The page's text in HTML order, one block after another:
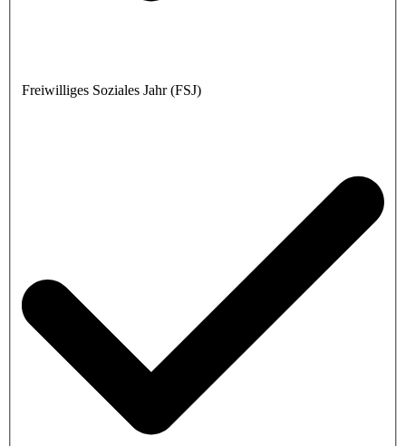
Freiwilliges Soziales Jahr (FSJ)